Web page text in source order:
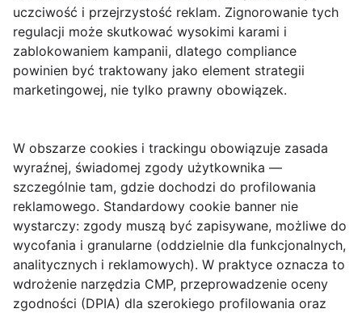
uczciwość i przejrzystość reklam. Zignorowanie tych
regulacji może skutkować wysokimi karami i
zablokowaniem kampanii, dlatego compliance
powinien być traktowany jako element strategii
marketingowej, nie tylko prawny obowiązek.
W obszarze cookies i trackingu obowiązuje zasada
wyraźnej, świadomej zgody użytkownika —
szczególnie tam, gdzie dochodzi do profilowania
reklamowego. Standardowy cookie banner nie
wystarczy: zgody muszą być zapisywane, możliwe do
wycofania i granularne (oddzielnie dla funkcjonalnych,
analitycznych i reklamowych). W praktyce oznacza to
wdrożenie narzędzia CMP, przeprowadzenie oceny
zgodności (DPIA) dla szerokiego profilowania oraz